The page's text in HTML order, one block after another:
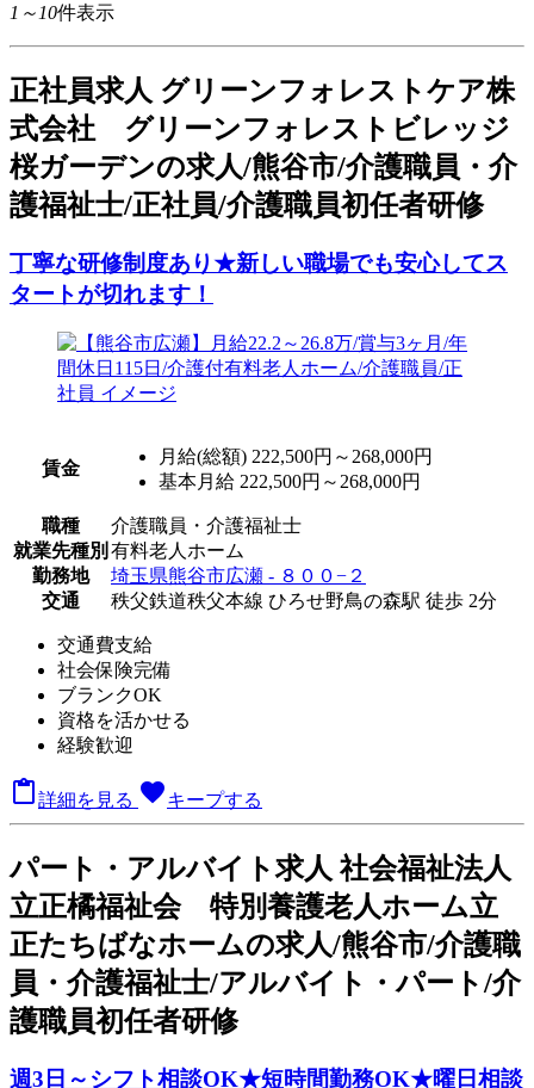
1～10件表示
正社員求人 グリーンフォレストケア株
式会社 グリーンフォレストビレッジ
桜ガーデンの求人/熊谷市/介護職員・介
護福祉士/正社員/介護職員初任者研修
丁寧な研修制度あり★新しい職場でも安心してス
タートが切れます！
賃金
月給(総額) 222,500円～268,000円
基本月給 222,500円～268,000円
職種
介護職員・介護福祉士
就業先種別 有料老人ホーム
勤務地
埼玉県熊谷市広瀬 - ８００−２
交通
秩父鉄道秩父本線 ひろせ野鳥の森駅 徒歩 2分
交通費支給
社会保険完備
ブランクOK
資格を活かせる
経験歓迎
 詳細を見る favoriteキープする
パート ・アルバイト求人 社会福祉法人
立正橘福祉会 特別養護老人ホーム立
正たちばなホームの求人/熊谷市/介護職
員・介護福祉士/アルバイト・パート/介
護職員初任者研修
週3日～シフト相談OK★短時間勤務OK★曜日相談